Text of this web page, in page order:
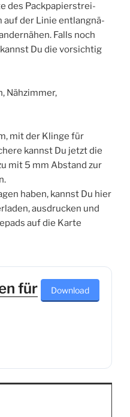
des Pack­pa­pier­strei­
auf der Linie ent­lang­nä­
Falls noch
Du die vor­sich­tig
mit der Klin­ge für
kannst Du jetzt die
mit 5 mm Abstand zur
haben, kannst Du hier
aus­dru­cken und
auf die Kar­te
für
Down­load